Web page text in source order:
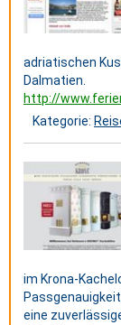
adriatischen
Dalmatien.
http://
Kategorie:
im Krona-
eine